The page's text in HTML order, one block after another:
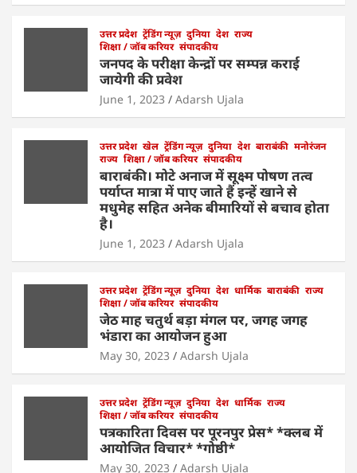
at
p
p
c
b
o
o
k
er e
dI
n
l e
उत्तर प्रदेश ट्रेंडिंग न्यूज़ दुनिया देश राज्य
शिक्षा / जॉब करियर संपादकीय
जनपद के परीक्षा केन्द्रों पर सम्पन्न कराई
जायेगी की प्रवेश
June 1, 2023 Adarsh Ujala
उत्तर प्रदेश खेल ट्रेंडिंग न्यूज़ दुनिया देश बाराबंकी मनोरंजन
राज्य शिक्षा / जॉब करियर संपादकीय
बाराबंकी। मोटे अनाज में सूक्ष्म पोषण तत्व
पर्याप्त मात्रा में पाए जाते हैं इन्हें खाने से
मधुमेह सहित अनेक बीमारियों से बचाव होता
है।
June 1, 2023 Adarsh Ujala
उत्तर प्रदेश ट्रेंडिंग न्यूज़ दुनिया देश धार्मिक बाराबंकी राज्य
शिक्षा / जॉब करियर संपादकीय
जेठ माह चतुर्थ बड़ा मंगल पर, जगह जगह
भंडारा का आयोजन हुआ
May 30, 2023 Adarsh Ujala
उत्तर प्रदेश ट्रेंडिंग न्यूज़ दुनिया देश धार्मिक राज्य
शिक्षा / जॉब करियर संपादकीय
पत्रकारिता दिवस पर पूरनपुर प्रेस* *क्लब में
आयोजित विचार* *गोष्ठी*
May 30, 2023 Adarsh Ujala